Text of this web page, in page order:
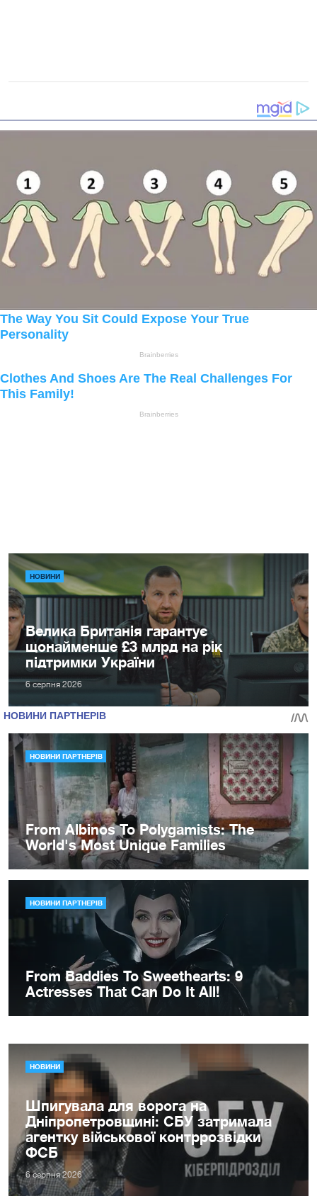
НОВИНИ
Велика Британія гарантує
щонайменше £3 млрд на рік
підтримки України
6 серпня 2026
НОВИНИ
Шпигувала для ворога на
Дніпропетровщині: СБУ затримала
агентку військової контррозвідки
ФСБ
6 серпня 2026